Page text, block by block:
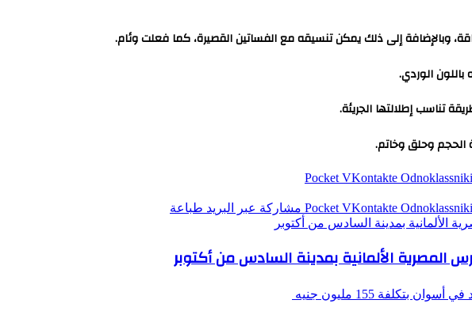
وبالإضافة إلى ذلك يمكن تنسيقه مع الفساتين القصيرة، كما فعلت وئام.
الوردي.
تناسب إطلالتها الجريئة.
الحجم وحلق وخاتم.
Odnoklassniki
‫Pocket
Odnoklassniki
‫Pocket مشاركة عبر البريد طباعة
الألمانية بمدينة السادس من أكتوبر
المصرية الألمانية بمدينة السادس من أكتوبر